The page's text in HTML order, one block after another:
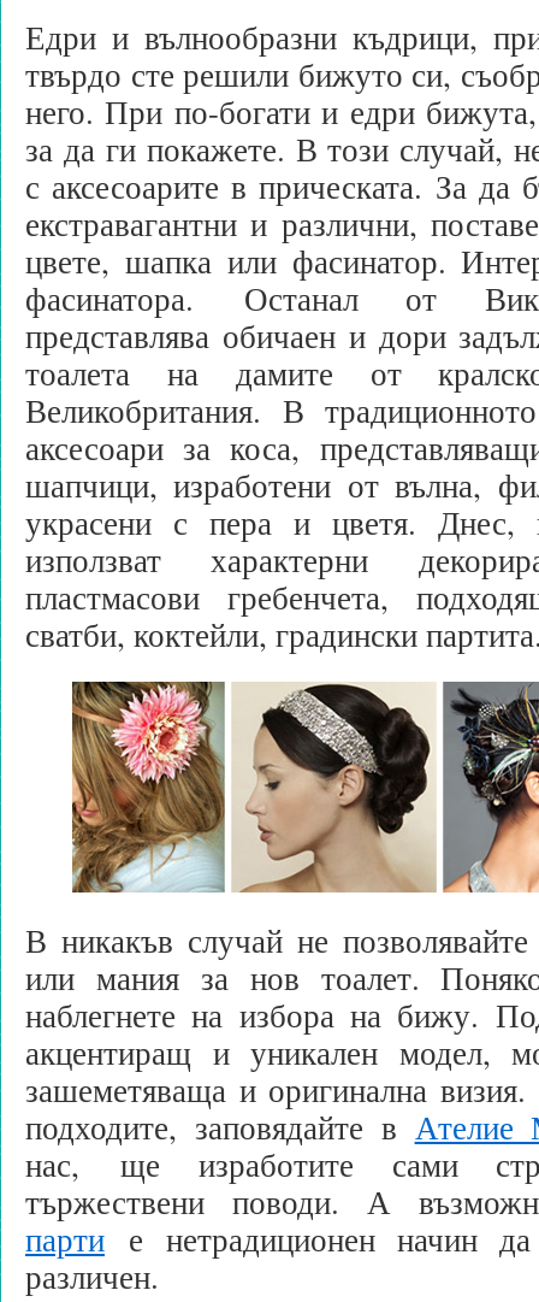
Едри и вълнообразни къдрици,
твърдо сте решили бижуто си,
него. При по-богати и едри
за да ги покажете. В този случай,
с аксесоарите в прическата. За да
екстравагантни и различни,
цвете, шапка или фасинатор.
фасинатора. Останал от
представлява обичаен и дори
тоалета на дамите от
Великобритания. В
аксесоари за коса,
шапчици, изработени от вълна,
украсени с пера и цветя.
използват характерни
пластмасови гребенчета,
сватби, коктейли, градински
В никакъв случай не
или мания за нов тоалет.
наблегнете на избора на бижу.
акцентиращ и уникален модел,
зашеметяваща и оригинална
подходите, заповядайте в Ателие
нас, ще изработите сами
тържествени поводи. А
парти е нетрадиционен начин
различен.